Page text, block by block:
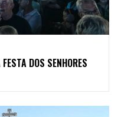
DOS SENHORES